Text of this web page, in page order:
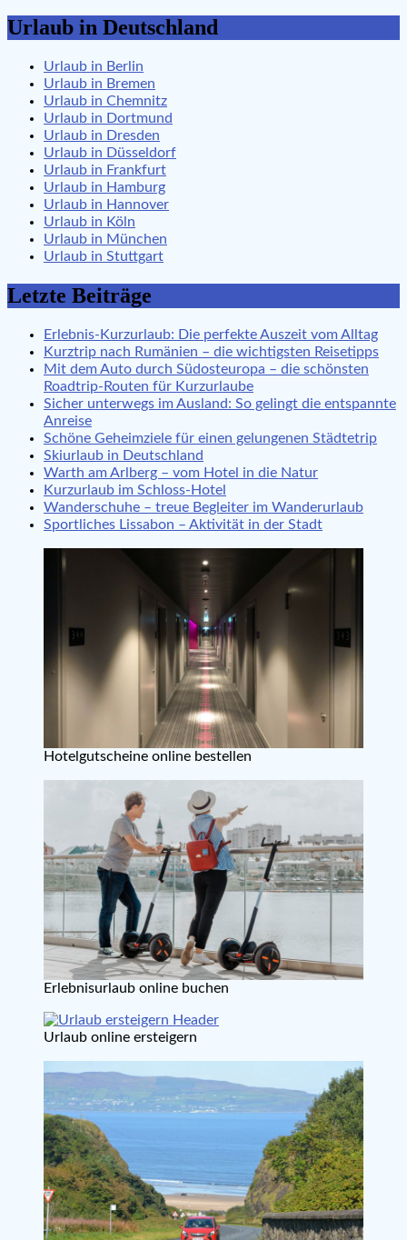
Urlaub in Deutschland
Urlaub in Berlin
Urlaub in Bremen
Urlaub in Chemnitz
Urlaub in Dortmund
Urlaub in Dresden
Urlaub in Düsseldorf
Urlaub in Frankfurt
Urlaub in Hamburg
Urlaub in Hannover
Urlaub in Köln
Urlaub in München
Urlaub in Stuttgart
Letzte Beiträge
Erlebnis-Kurzurlaub: Die perfekte Auszeit vom Alltag
Kurztrip nach Rumänien – die wichtigsten Reisetipps
Mit dem Auto durch Südosteuropa – die schönsten
Roadtrip-Routen für Kurzurlaube
Sicher unterwegs im Ausland: So gelingt die entspannte
Anreise
Schöne Geheimziele für einen gelungenen Städtetrip
Skiurlaub in Deutschland
Warth am Arlberg – vom Hotel in die Natur
Kurzurlaub im Schloss-Hotel
Wanderschuhe – treue Begleiter im Wanderurlaub
Sportliches Lissabon – Aktivität in der Stadt
Hotelgutscheine online bestellen
Erlebnisurlaub online buchen
Urlaub online ersteigern